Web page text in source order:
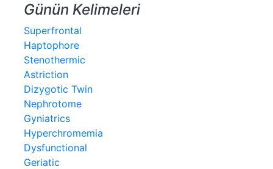
Günün Kelimeleri
Superfrontal
Haptophore
Stenothermic
Astriction
Dizygotic Twin
Nephrotome
Gyniatrics
Hyperchromemia
Dysfunctional
Geriatic